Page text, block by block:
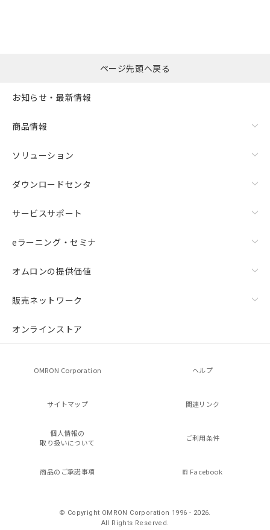
ページ先頭へ戻る
お知らせ・最新情報
商品情報
ソリューション
ダウンロードセンタ
サービスサポート
eラーニング・セミナ
オムロンの提供価値
販売ネットワーク
オンラインストア
OMRON Corporation ヘルプ
サイトマップ 関連リンク
個人情報の
取り扱いについて
ご利用条件
商品のご承諾事項 Facebook
© Copyright OMRON Corporation 1996 - 2026.
All Rights Reserved.